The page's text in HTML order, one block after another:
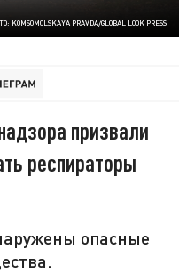
KOMSOMOLSKAYA PRAVDA/GLOBAL LOOK PRESS
призвали
респираторы
опасные